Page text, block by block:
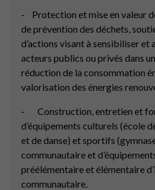
- Protection et mise en valeur
de prévention des déchets,
d’actions visant à sensibiliser et
acteurs publics ou privés dans
réduction de la consommation
valorisation des énergies
- Construction, entretien et
d’équipements culturels (école
et de danse) et sportifs
communautaire et
préélémentaire et élémentaire
communautaire.